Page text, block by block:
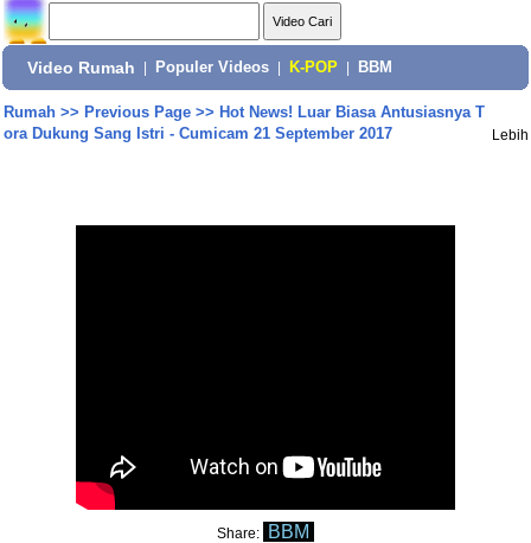
Video Rumah Populer Videos K-POP BBM
Rumah>> Previous Page>> Hot News! Luar Biasa Antusiasnya T
ora Dukung Sang Istri - Cumicam 21 September 2017
Lebih
Share: BBM